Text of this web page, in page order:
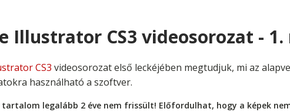
Illustrator CS3 videosorozat - 1.
CS3 videosorozat első leckéjében megtudjuk, mi az
használható a szoftver.
tartalom legalább 2 éve nem frissült! Előfordulhat, hogy a képek